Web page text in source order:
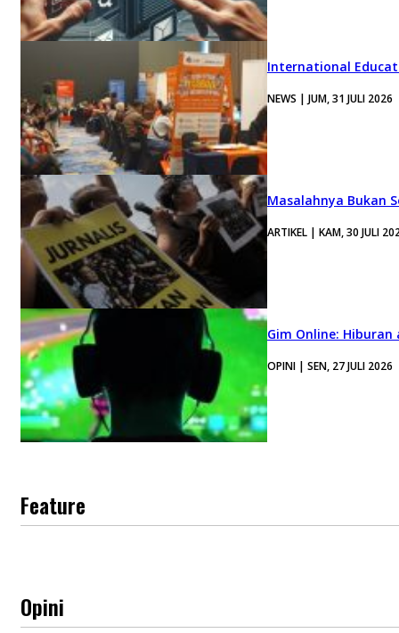
International
NEWS | JUM, 31 JULI 2026
Masalahnya Bukan
ARTIKEL | KAM, 30 JULI
Gim Online:
OPINI | SEN, 27 JULI 2026
Feature
Opini